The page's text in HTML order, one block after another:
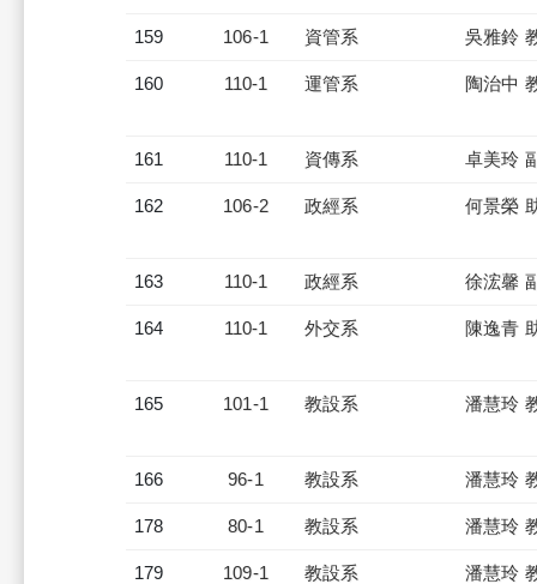
159 106-1 資管系 吳雅鈴
160 110-1 運管系 陶治中
161 110-1 資傳系 卓美玲
162 106-2 政經系 何景榮
163 110-1 政經系 徐浤馨
164 110-1 外交系 陳逸青
165 101-1 教設系 潘慧玲
166 96-1 教設系 潘慧玲
178 80-1 教設系 潘慧玲
179 109-1 教設系 潘慧玲